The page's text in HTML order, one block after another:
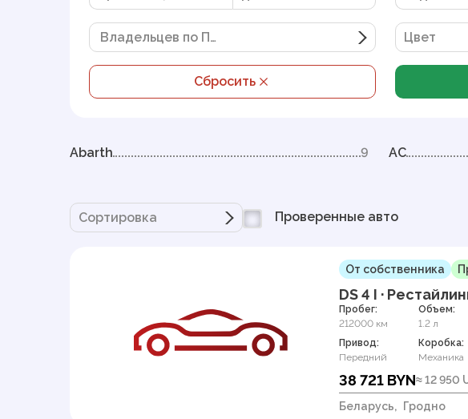
Владельцев по ПТС Цвет
Сбросить
Abarth 9 AC
Сортировка Проверенные авто
От собственника
DS 4 I ·
Пробег:
212000 км
Объем:
1.2 л
Привод:
Передний
Коробка:
Механика
38 721 BYN≈ 12 950
Беларусь, Гродно